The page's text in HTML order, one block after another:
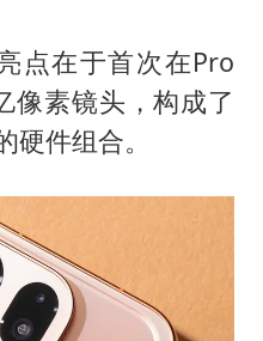
点在于首次在Pro
像素镜头，构成了
件组合。